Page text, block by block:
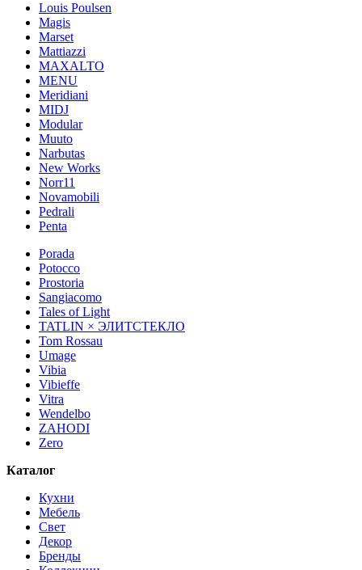
Louis Poulsen
Magis
Marset
Mattiazzi
MAXALTO
MENU
Meridiani
MIDJ
Modular
Muuto
Narbutas
New Works
Norr11
Novamobili
Pedrali
Penta
Porada
Potocco
Prostoria
Sangiacomo
Tales of Light
TATLIN × ЭЛИТСТЕКЛО
Tom Rossau
Umage
Vibia
Vibieffe
Vitra
Wendelbo
ZAHODI
Zero
Каталог
Кухни
Мебель
Свет
Декор
Бренды